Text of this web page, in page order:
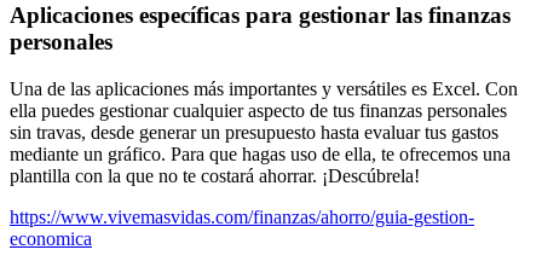
Aplicaciones específicas para gestionar las finanzas
personales
Una de las aplicaciones más importantes y versátiles es Excel. Con
ella puedes gestionar cualquier aspecto de tus finanzas personales
sin travas, desde generar un presupuesto hasta evaluar tus gastos
mediante un gráfico. Para que hagas uso de ella, te ofrecemos una
plantilla con la que no te costará ahorrar. ¡Descúbrela!
https://www.vivemasvidas.com/finanzas/ahorro/guia-gestion-
economica